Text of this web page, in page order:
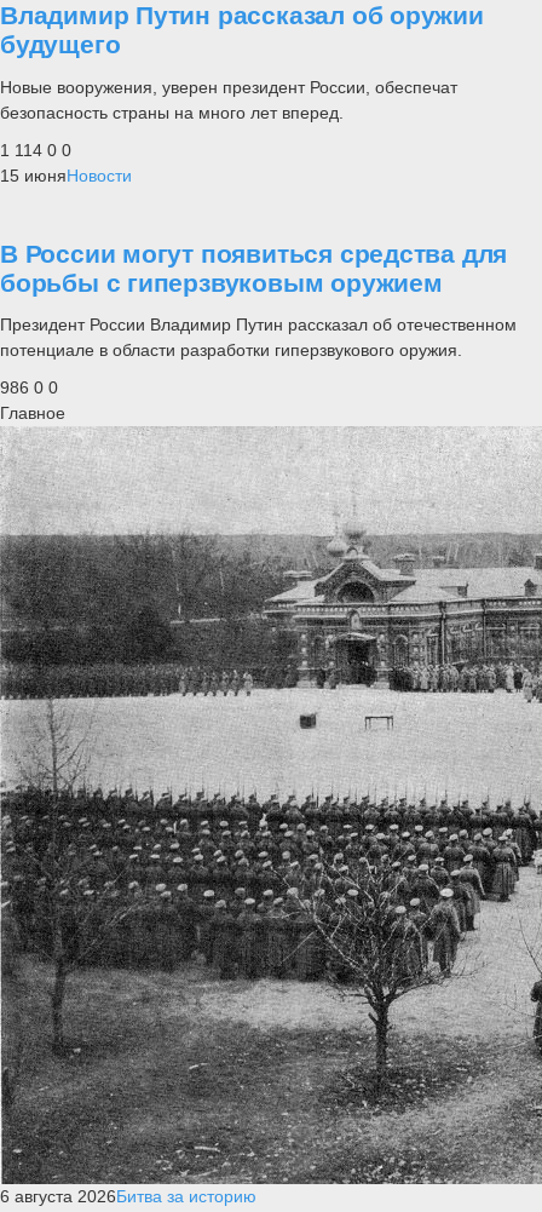
Владимир Путин рассказал об оружии
будущего
Новые вооружения, уверен президент России, обеспечат
безопасность страны на много лет вперед.
1 114 0 0
15 июняНовости
В России могут появиться средства для
борьбы с гиперзвуковым оружием
Президент России Владимир Путин рассказал об отечественном
потенциале в области разработки гиперзвукового оружия.
986 0 0
Главное
6 августа 2026Битва за историю